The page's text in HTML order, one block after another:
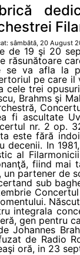
sâmbătă, 20 August
de 19 şi 20
răsunătoare
se va afla la
pe care
cele trei
Brahms şi
fi ascultate
nr. 2 op.
este fără
decenii. In
al
fiind mai
un partener de
sub
integrala
gen pentru
Johannes
de Radio
oră, in 23